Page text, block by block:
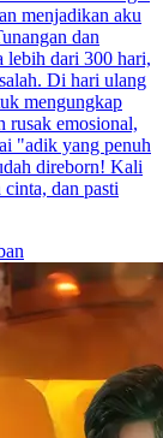
menjadikan aku
dan
lebih dari 300 hari,
Di hari ulang
mengungkap
rusak emosional,
"adik yang penuh
direborn! Kali
dan pasti